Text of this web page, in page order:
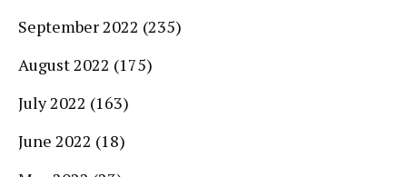
September 2022 (235)
August 2022 (175)
July 2022 (163)
June 2022 (18)